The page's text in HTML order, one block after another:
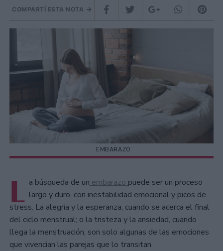
COMPARTÍ ESTA NOTA
EMBARAZO
L a búsqueda de un embarazo puede ser un proceso
largo y duro, con inestabilidad emocional y picos de
stress. La alegría y la esperanza, cuando se acerca el final
del ciclo menstrual; o la tristeza y la ansiedad, cuando
llega la menstruación, son solo algunas de las emociones
que vivencian las parejas que lo transitan.